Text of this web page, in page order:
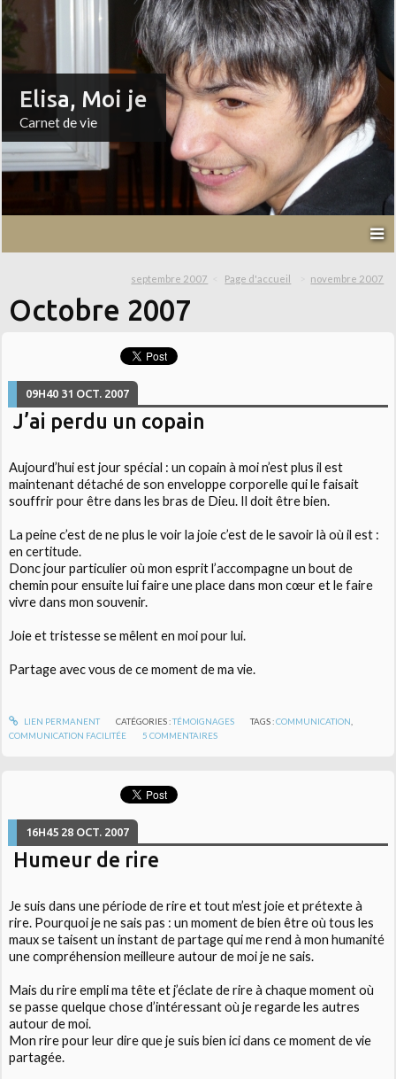
Elisa, Moi je
Carnet de vie
septembre 2007 Page d'accueil novembre 2007
Octobre 2007
09H40 31 OCT. 2007
J’ai perdu un copain
Aujourd’hui est jour spécial : un copain à moi n’est plus il est
maintenant détaché de son enveloppe corporelle qui le faisait
souffrir pour être dans les bras de Dieu. Il doit être bien.
La peine c’est de ne plus le voir la joie c’est de le savoir là où il est :
en certitude.
Donc jour particulier où mon esprit l’accompagne un bout de
chemin pour ensuite lui faire une place dans mon cœur et le faire
vivre dans mon souvenir.
Joie et tristesse se mêlent en moi pour lui.
Partage avec vous de ce moment de ma vie.
LIEN PERMANENT CATÉGORIES :TÉMOIGNAGES TAGS :COMMUNICATION
COMMUNICATION FACILITÉE
5 COMMENTAIRES
16H45 28 OCT. 2007
Humeur de rire
Je suis dans une période de rire et tout m’est joie et prétexte à
rire. Pourquoi je ne sais pas : un moment de bien être où tous les
maux se taisent un instant de partage qui me rend à mon humanité
une compréhension meilleure autour de moi je ne sais.
Mais du rire empli ma tête et j’éclate de rire à chaque moment où
se passe quelque chose d’intéressant où je regarde les autres
autour de moi.
Mon rire pour leur dire que je suis bien ici dans ce moment de vie
partagée.